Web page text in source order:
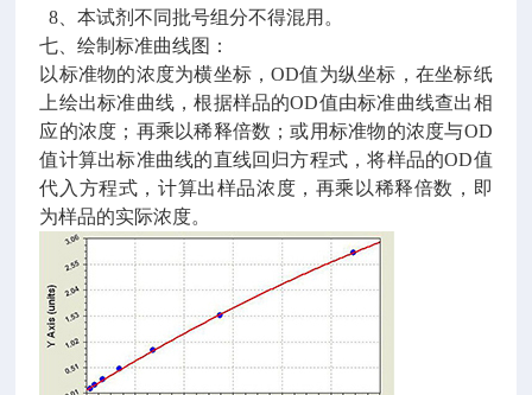
8、本试剂不同批号组分不得混用。
七、绘制标准曲线图：
以标准物的浓度为横坐标，OD值为纵坐标，在坐标纸
上绘出标准曲线，根据样品的OD值由标准曲线查出相
应的浓度；再乘以稀释倍数；或用标准物的浓度与OD
值计算出标准曲线的直线回归方程式，将样品的OD值
代入方程式，计算出样品浓度，再乘以稀释倍数，即
为样品的实际浓度。